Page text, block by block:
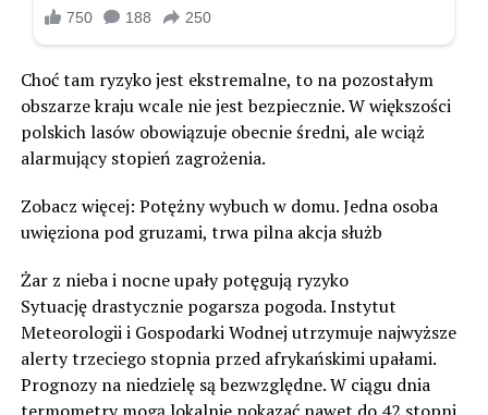
Choć tam ryzyko jest ekstremalne, to na pozostałym
obszarze kraju wcale nie jest bezpiecznie. W większości
polskich lasów obowiązuje obecnie średni, ale wciąż
alarmujący stopień zagrożenia.
Zobacz więcej: Potężny wybuch w domu. Jedna osoba
uwięziona pod gruzami, trwa pilna akcja służb
Żar z nieba i nocne upały potęgują ryzyko
Sytuację drastycznie pogarsza pogoda. Instytut
Meteorologii i Gospodarki Wodnej utrzymuje najwyższe
alerty trzeciego stopnia przed afrykańskimi upałami.
Prognozy na niedzielę są bezwzględne. W ciągu dnia